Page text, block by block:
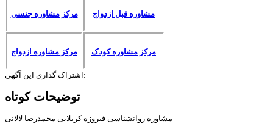
مرکز مشاوره جنسی مشاوره قبل ازدواج
مرکز مشاوره ازدواج مرکز مشاوره کودک
اشتراک گذاری این آگهی:
توضیحات کوتاه
مشاوره روانشناسی فيروزه کربلايی محمدرضا لالانی